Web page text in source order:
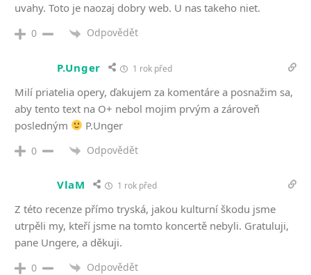
uvahy. Toto je naozaj dobry web. U nas takeho niet.
0 Odpovědět
P.Unger 1 rok před
Milí priatelia opery, ďakujem za komentáre a posnažim sa,
aby tento text na O+ nebol mojim prvým a zároveň
posledným
P.Unger
0 Odpovědět
VlaM 1 rok před
Z této recenze přímo tryská, jakou kulturní škodu jsme
utrpěli my, kteří jsme na tomto koncertě nebyli. Gratuluji,
pane Ungere, a děkuji.
0 Odpovědět